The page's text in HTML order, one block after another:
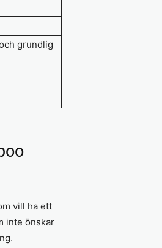
grundlig
vill ha ett
inte önskar